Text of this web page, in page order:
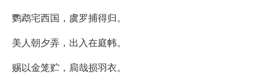
鹦鹉宅西国，虞罗捕得归。
美人朝夕弄，出入在庭帏。
赐以金笼贮，扃哉损羽衣。